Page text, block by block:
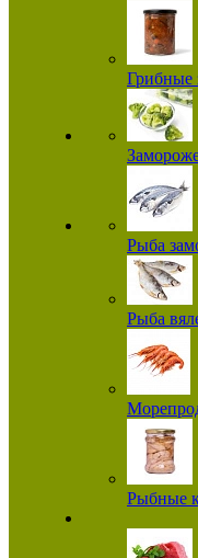
Грибные
Рыба
Рыба
Рыбные